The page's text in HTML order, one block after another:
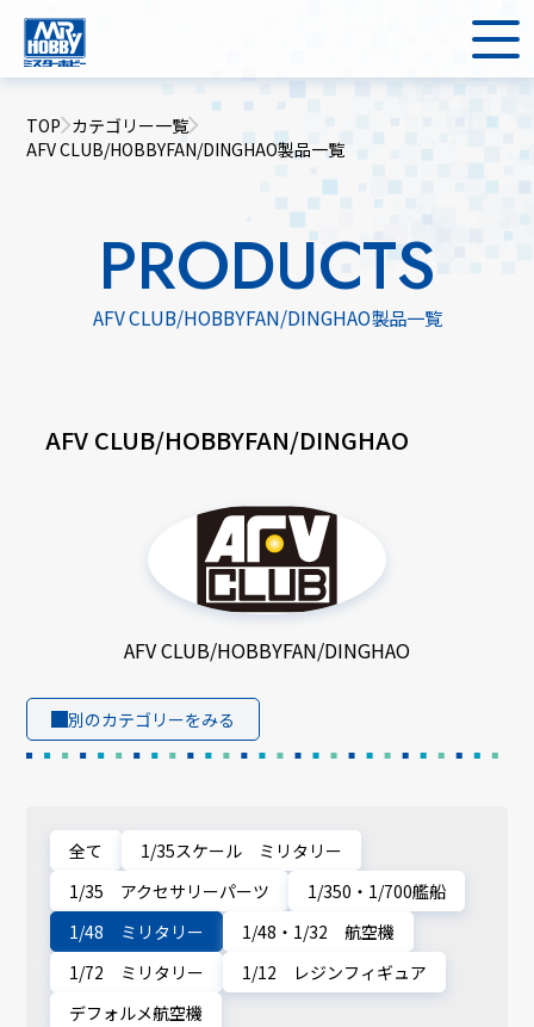
TOP カテゴリー一覧
AFV CLUB/HOBBYFAN/DINGHAO製品一覧
PRODUCTS
AFV CLUB/HOBBYFAN/DINGHAO製品一覧
AFV CLUB/HOBBYFAN/DINGHAO
AFV CLUB/HOBBYFAN/DINGHAO
別のカテゴリーをみる
全て
1/35スケール ミリタリー
1/35 アクセサリーパーツ
1/350・1/700艦船
1/48 ミリタリー
1/48・1/32 航空機
1/72 ミリタリー
1/12 レジンフィギュア
デフォルメ航空機